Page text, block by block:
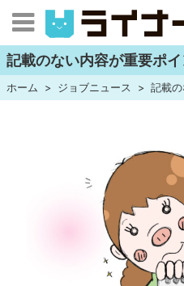
記載のない内容が重要ポイ
ホーム ジョブニュース
記載